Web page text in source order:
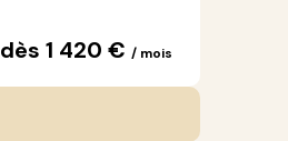
dès 1 420 €/ mois